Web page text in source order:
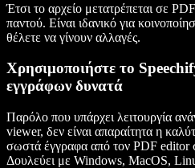
Έτσι το αρχείο μετατρέπεται σε
παντού. Είναι ιδανικό για
θέλετε να γίνουν αλλαγές.
Χρησιμοποιήστε το
εγγράφων δυνατά
Παρόλο που υπάρχει λειτουργία
viewer, δεν είναι απαραίτητα η
σωστά έγγραφα από τον PDF editor
Δουλεύει με Windows, MacOS,